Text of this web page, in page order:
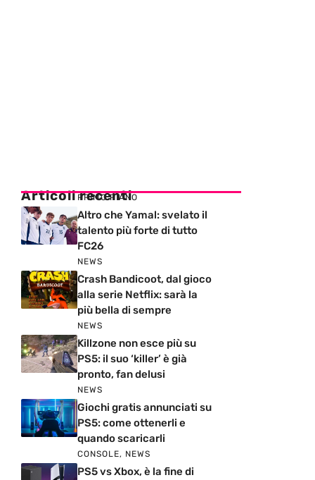
Articoli recenti
PRIMO PIANO
Altro che Yamal: svelato il
talento più forte di tutto
FC26
NEWS
Crash Bandicoot, dal gioco
alla serie Netflix: sarà la
più bella di sempre
NEWS
Killzone non esce più su
PS5: il suo ‘killer’ è già
pronto, fan delusi
NEWS
Giochi gratis annunciati su
PS5: come ottenerli e
quando scaricarli
CONSOLE, NEWS
PS5 vs Xbox, è la fine di